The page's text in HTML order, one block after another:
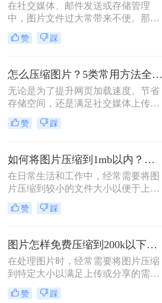
在社交媒体、邮件发送或存储管理
中，图片文件过大常带来不便。那么
如何压缩图片大小呢？本文整理了三
种简单有效的压缩方法，助您快速压
赞 踩
怎么压缩图片？5类常用方法全解析！
无论是为了提升网页加载速度、节省
存储空间，还是满足社交媒体上传限
制，图片压缩都是高频需求。那么怎
么压缩图片呢？本文系统梳理5类主
你快速掌握压缩技巧。
赞 踩
如何将图片压缩到1mb以内？教你三种压缩方法！
在日常生活和工作中，经常需要将图
片压缩到较小的文件大小以便于上
传、分享或存储。那么如何将图片压
缩到1mb以内呢？本文将详细介绍几
赞 踩
图片怎样免费压缩到200k以下？二种压缩方法分享
在处理图片时，经常需要将图片压缩
到特定大小以满足上传或分享的需
求。那么图片怎样免费压缩到200k以
下呢？本文将介绍两种免费将图片压
赞 踩